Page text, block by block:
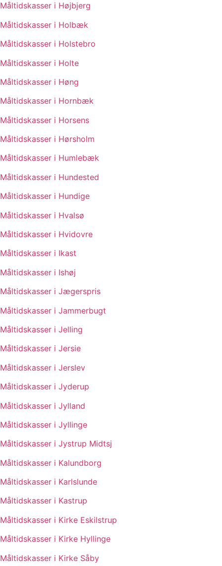
Måltidskasser i Højbjerg
Måltidskasser i Holbæk
Måltidskasser i Holstebro
Måltidskasser i Holte
Måltidskasser i Høng
Måltidskasser i Hornbæk
Måltidskasser i Horsens
Måltidskasser i Hørsholm
Måltidskasser i Humlebæk
Måltidskasser i Hundested
Måltidskasser i Hundige
Måltidskasser i Hvalsø
Måltidskasser i Hvidovre
Måltidskasser i Ikast
Måltidskasser i Ishøj
Måltidskasser i Jægerspris
Måltidskasser i Jammerbugt
Måltidskasser i Jelling
Måltidskasser i Jersie
Måltidskasser i Jerslev
Måltidskasser i Jyderup
Måltidskasser i Jylland
Måltidskasser i Jyllinge
Måltidskasser i Jystrup Midtsj
Måltidskasser i Kalundborg
Måltidskasser i Karlslunde
Måltidskasser i Kastrup
Måltidskasser i Kirke Eskilstrup
Måltidskasser i Kirke Hyllinge
Måltidskasser i Kirke Såby